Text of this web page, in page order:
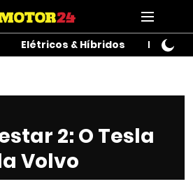
Elétricos & Híbridos Motos
2: O Tesla
Volvo